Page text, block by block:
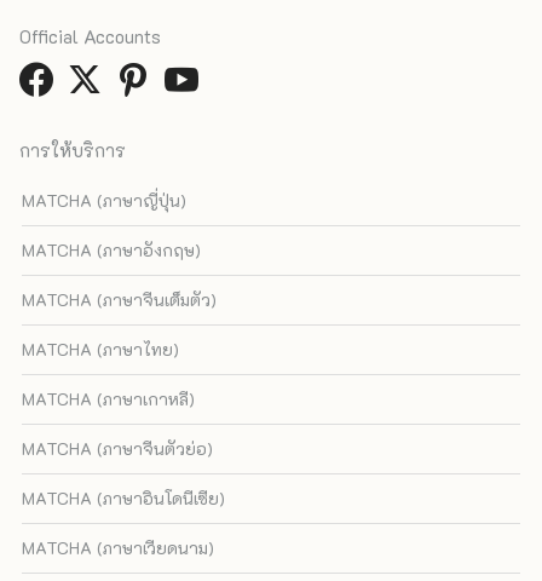
การให้บริการ
MATCHA (ภาษาญี่ปุ่น)
MATCHA (ภาษาอังกฤษ)
MATCHA (ภาษาจีนเต็มตัว)
MATCHA (ภาษาไทย)
MATCHA (ภาษาเกาหลี)
MATCHA (ภาษาจีนตัวย่อ)
MATCHA (ภาษาอินโดนีเซีย)
MATCHA (ภาษาเวียดนาม)
Official Accounts